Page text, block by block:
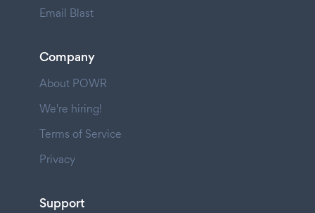
Email Blast
Company
About POWR
We're hiring!
Terms of Service
Privacy
Support